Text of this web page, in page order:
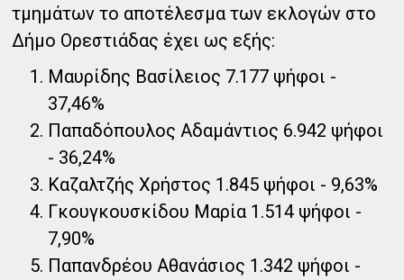
τμημάτων το αποτέλεσμα των εκλογών στο
Δήμο Ορεστιάδας έχει ως εξής:
Μαυρίδης Βασίλειος 7.177 ψήφοι -
37,46%
Παπαδόπουλος Αδαμάντιος 6.942 ψήφοι
- 36,24%
Καζαλτζής Χρήστος 1.845 ψήφοι - 9,63%
Γκουγκουσκίδου Μαρία 1.514 ψήφοι -
7,90%
Παπανδρέου Αθανάσιος 1.342 ψήφοι -